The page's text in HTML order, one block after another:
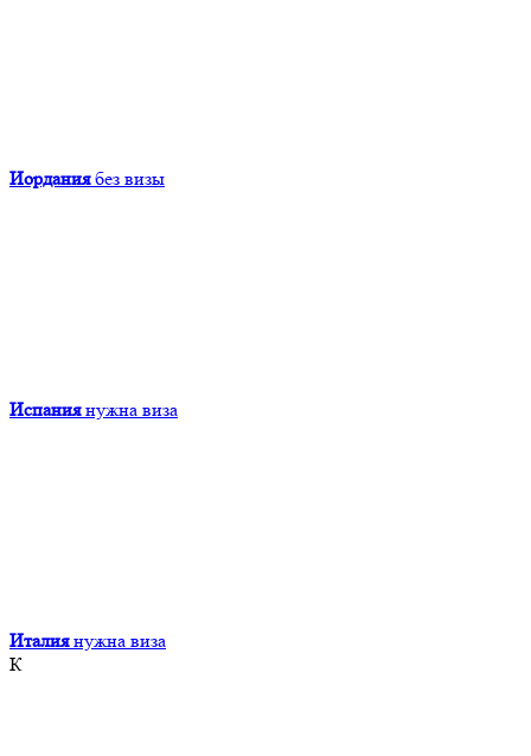
Иордания без визы
Испания нужна виза
Италия нужна виза
К